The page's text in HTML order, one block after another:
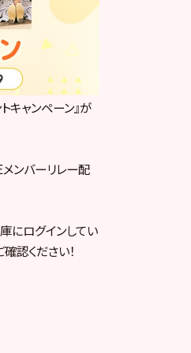
キャンペーン』が
ンバーリレー配
にログインしてい
認ください！